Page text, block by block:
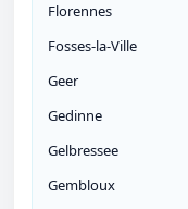
Florennes
Fosses-la-Ville
Geer
Gedinne
Gelbressee
Gembloux